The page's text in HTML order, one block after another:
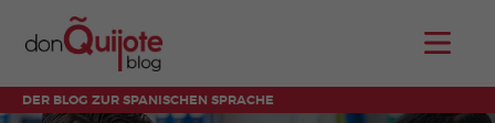
DER BLOG ZUR SPANISCHEN SPRACHE